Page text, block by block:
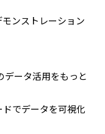
ンストレーション
データ活用をもっと
でデータを可視化